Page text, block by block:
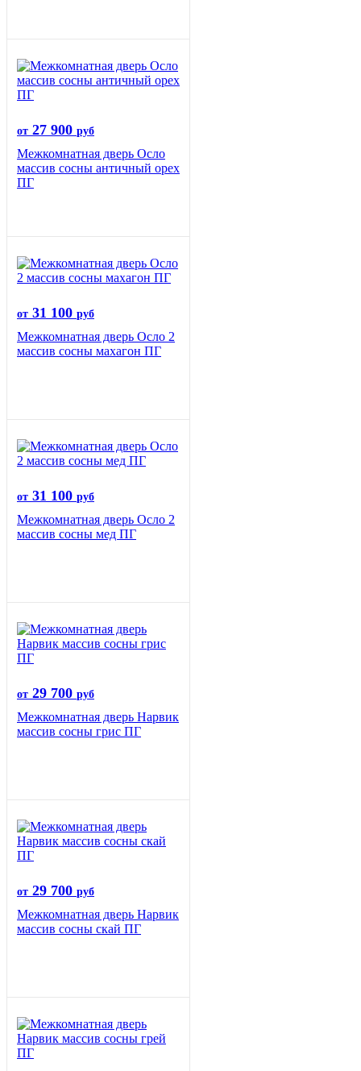
от 27 900 руб
Межкомнатная дверь Осло
массив сосны античный орех
ПГ
от 31 100 руб
Межкомнатная дверь Осло 2
массив сосны махагон ПГ
от 31 100 руб
Межкомнатная дверь Осло 2
массив сосны мед ПГ
от 29 700 руб
Межкомнатная дверь Нарвик
массив сосны грис ПГ
от 29 700 руб
Межкомнатная дверь Нарвик
массив сосны скай ПГ